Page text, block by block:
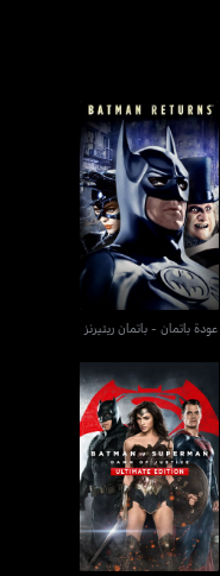
عودة باتمان - باتمان ريتيرنز
عودة باتمان - باتمان ريتيرنز
باتمان ضد سوبرمان: فجر
العدالة